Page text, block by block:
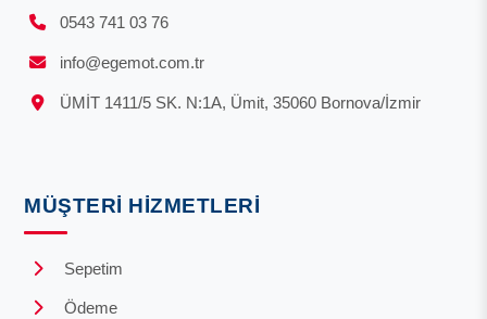
0543 741 03 76
info@egemot.com.tr
ÜMİT 1411/5 SK. N:1A, Ümit, 35060 Bornova/İzmir
MÜŞTERI HIZMETLERI
Sepetim
Ödeme